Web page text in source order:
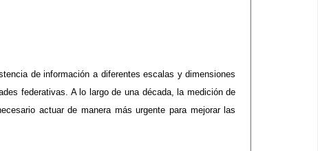
de información a diferentes escalas y dimensiones
federativas. A lo largo de una década, la medición de
actuar de manera más urgente para mejorar las